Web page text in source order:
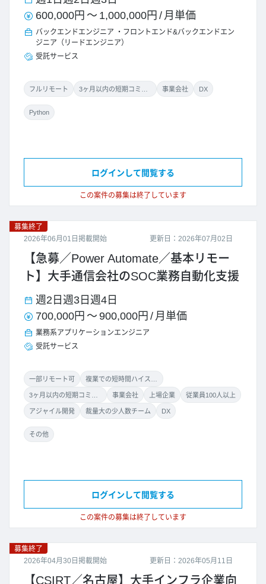
600,000円 ～ 1,000,000円 / 月単価
バックエンドエンジニア
フロントエンド&バックエンドエン
ジニア（リードエンジニア）
受託サービス
フルリモート 事業会社 DX
Python
この案件の募集は終了しています
ログインして閲覧する
更新日：2026年07月02日
募集終了
2026年06月01日掲載開始
【急募／Power Automate／基本リモー
ト】大手通信会社のSOC業務自動化支援
週2日 週3日 週4日
700,000円 ～ 900,000円 / 月単価
業務系アプリケーションエンジニア
受託サービス
一部リモート可
事業会社 上場企業 従業員100人以上
アジャイル開発 裁量大の少人数チーム DX
その他
この案件の募集は終了しています
ログインして閲覧する
更新日：2026年05月11日
募集終了
2026年04月30日掲載開始
【CSIRT／名古屋】大手インフラ企業向